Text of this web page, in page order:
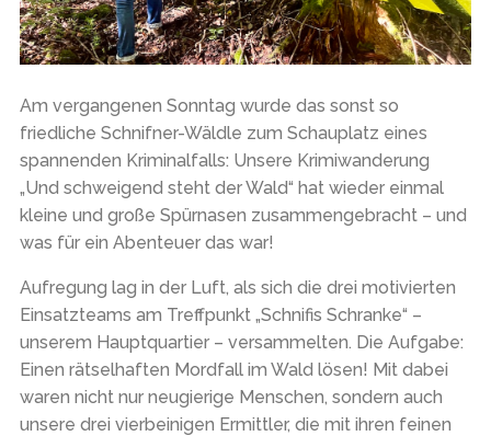
Am vergangenen Sonntag wurde das sonst so
friedliche Schnifner-Wäldle zum Schauplatz eines
spannenden Kriminalfalls: Unsere Krimiwanderung
„Und schweigend steht der Wald“ hat wieder einmal
kleine und große Spürnasen zusammengebracht – und
was für ein Abenteuer das war!
Aufregung lag in der Luft, als sich die drei motivierten
Einsatzteams am Treffpunkt „Schnifis Schranke“ –
unserem Hauptquartier – versammelten. Die Aufgabe:
Einen rätselhaften Mordfall im Wald lösen! Mit dabei
waren nicht nur neugierige Menschen, sondern auch
unsere drei vierbeinigen Ermittler, die mit ihren feinen